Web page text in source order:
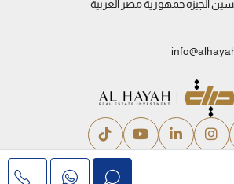
الخصوصية الشروط والأحكام